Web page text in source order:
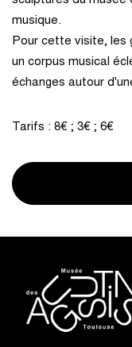
musique.
Pour cette visite, les
un corpus musical
échanges autour
Tarifs : 8€ ; 3€ ; 6€